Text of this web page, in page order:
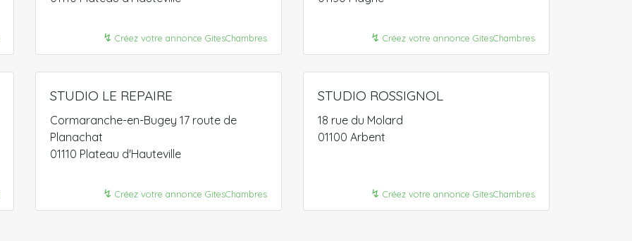
↯ Créez votre annonce GitesChambres ↯ Créez votre annonce GitesChambres
STUDIO LE REPAIRE
Cormaranche-en-Bugey 17 route de
Planachat
01110 Plateau d'Hauteville
↯ Créez votre annonce GitesChambres
STUDIO ROSSIGNOL
18 rue du Molard
01100 Arbent
↯ Créez votre annonce GitesChambres